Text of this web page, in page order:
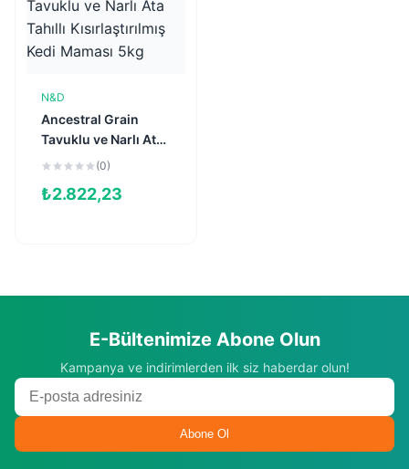
N&D
Ancestral Grain
Tavuklu ve Narlı Ata
Tahıllı
Maması 5kg
(0)
₺2.822,23
E-Bültenimize Abone Olun
Kampanya ve indirimlerden ilk siz haberdar olun!
Abone Ol